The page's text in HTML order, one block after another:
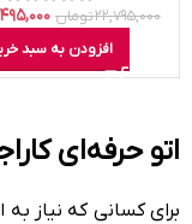
۲۲,۷۹۵,۰۰۰تومان
افزودن به سبد
اتو حرفه‌ای
برای کسانی که نیاز به